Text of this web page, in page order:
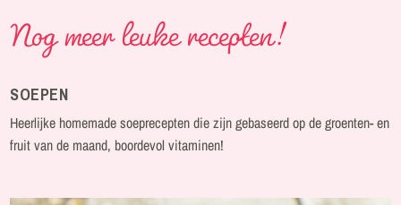
Nog meer leuke recepten!
SOEPEN
Heerlijke homemade soeprecepten die zijn gebaseerd op de groenten- en
fruit van de maand, boordevol vitaminen!